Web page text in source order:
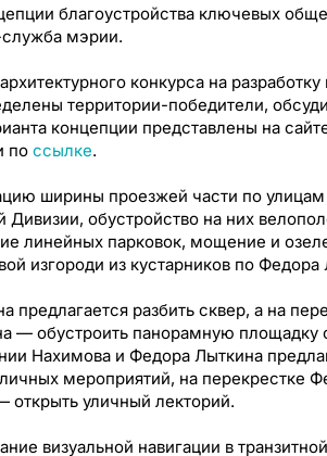
благоустройства ключевых
мэрии.
конкурса на
территории-победители,
концепции представлены на
по ссылке.
ширины проезжей части по
обустройство на них
линейных парковок, мощение и
изгороди из кустарников по Федора
разбить сквер, а на
— обустроить панорамную площадку
Нахимова и Федора Лыткина
мероприятий, на перекрестке
открыть уличный лекторий.
визуальной навигации в